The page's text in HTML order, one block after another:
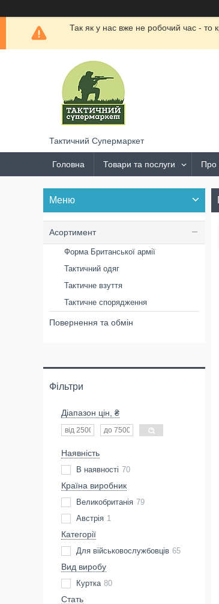
Так як у нас вже не робочий час -
Тактичний Супермаркет
Головна Товари та послуги Про
Асортимент
Форма Британської армії
Тактичний одяг
Тактичне взуття
Тактичне спорядження
Повернення та обмін
Фільтри
Діапазон цін, ₴
Наявність
В наявності 70
Країна виробник
Великобританія 79
Австрія 1
Категорії
Для військовослужбовців 65
Вид виробу
Куртка 80
Стать